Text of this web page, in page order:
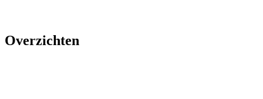
Overzichten